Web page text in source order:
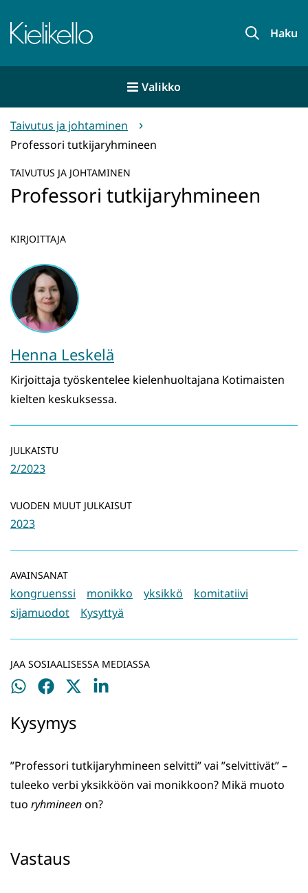
sisältöön
Etusivu Haku
Valikko
Taivutus ja johtaminen
Professori tutkijaryhmineen
TAIVUTUS JA JOHTAMINEN
Professori tutkijaryhmineen
KIRJOITTAJA
Henna Leskelä
Kirjoittaja työskentelee kielenhuoltajana Kotimaisten
kielten keskuksessa.
JULKAISTU
2/2023
VUODEN MUUT JULKAISUT
2023
AVAINSANAT
kongruenssi monikko yksikkö
komitatiivi
sijamuodot
Kysyttyä
JAA SOSIAALISESSA MEDIASSA
Jaa
Jaa
Jaa
Jaa
Kysymys
”Professori tutkijaryhmineen selvitti” vai ”selvittivät” –
tuleeko verbi yksikköön vai monikkoon? Mikä muoto
tuo ryhmineenon?
Vastaus